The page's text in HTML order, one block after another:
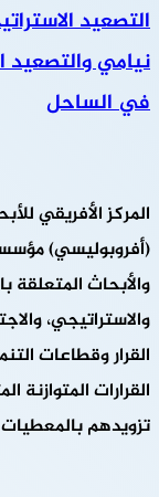
التصعيد
نيامي والتصعيد
في الساحل
المركز الأفريقي
(أفروبوليسي)
والأبحاث المتعلقة
والاستراتيجي،
القرار وقطاعات
القرارات المتوازنة
تزويدهم بالمعطيات